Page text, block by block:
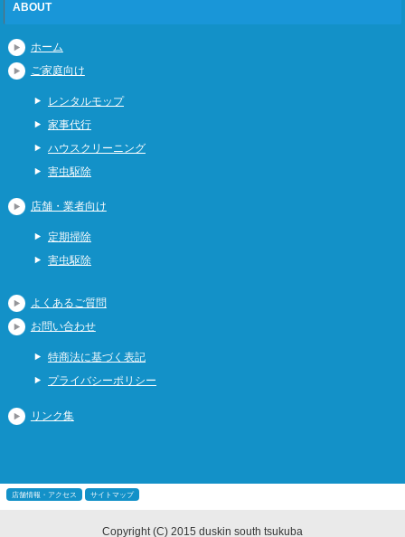
ABOUT
ホーム
ご家庭向け
レンタルモップ
家事代行
ハウスクリーニング
害虫駆除
店舗・業者向け
定期掃除
害虫駆除
よくあるご質問
お問い合わせ
特商法に基づく表記
プライバシーポリシー
リンク集
店舗情報・アクセス サイトマップ
Copyright (C) 2015 duskin south tsukuba